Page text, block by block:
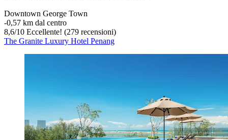
Downtown George Town
‐0,57 km dal centro
8,6/10 Eccellente! (279 recensioni)
The Granite Luxury Hotel Penang